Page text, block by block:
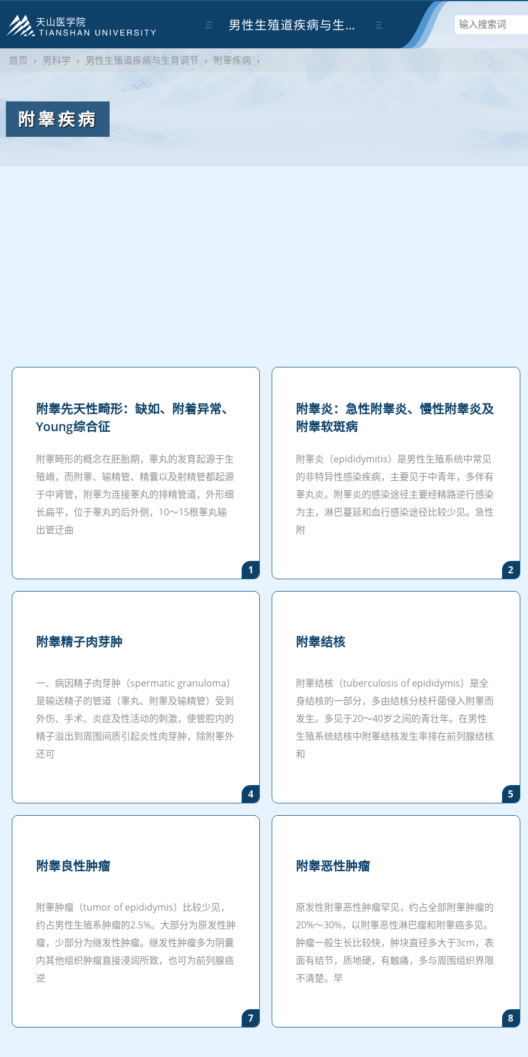
天山医学院 三 男性生殖道疾病与生育 三
首页 › 男科学 › 男性生殖道疾病与生育调节 › 附睾疾病 ›
附睾疾病
附睾先天性畸形：缺如、附着异常、
Young综合征
附睾畸形的概念在胚胎期，睾丸的发育起源于生
殖嵴，而附睾、输精管、精囊以及射精管都起源
于中肾管，附睾为连接睾丸的排精管道，外形细
长扁平，位于睾丸的后外侧，10～15根睾丸输
出管迂曲
1
附睾炎：急性附睾炎、慢性附睾炎及
附睾软斑病
附睾炎（epididymitis）是男性生殖系统中常见
的非特异性感染疾病，主要见于中青年，多伴有
睾丸炎。附睾炎的感染途径主要经精路逆行感染
为主，淋巴蔓延和血行感染途径比较少见。急性
附
2
附睾精子肉芽肿
一、病因精子肉芽肿（spermatic granuloma）
是输送精子的管道（睾丸、附睾及输精管）受到
外伤、手术、炎症及性活动的刺激，使管腔内的
精子溢出到周围间质引起炎性肉芽肿，除附睾外
还可
4
附睾结核
附睾结核（tuberculosis of epididymis）是全
身结核的一部分，多由结核分枝杆菌侵入附睾而
发生。多见于20～40岁之间的青壮年。在男性
生殖系统结核中附睾结核发生率排在前列腺结核
和
5
附睾良性肿瘤
附睾肿瘤（tumor of epididymis）比较少见，
约占男性生殖系肿瘤的2.5%。大部分为原发性肿
瘤，少部分为继发性肿瘤。继发性肿瘤多为阴囊
内其他组织肿瘤直接浸润所致，也可为前列腺癌
逆
7
附睾恶性肿瘤
原发性附睾恶性肿瘤罕见，约占全部附睾肿瘤的
20%～30%，以附睾恶性淋巴瘤和附睾癌多见。
肿瘤一般生长比较快，肿块直径多大于3cm，表
面有结节，质地硬，有触痛，多与周围组织界限
不清楚。早
8